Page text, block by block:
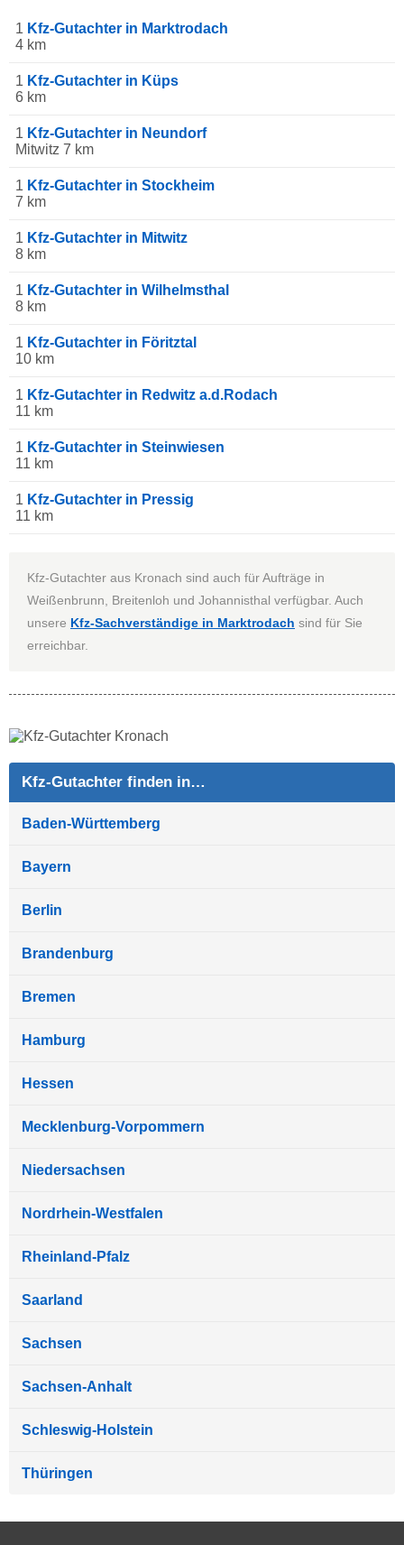
1 Kfz-Gutachter in Marktrodach
4 km
1 Kfz-Gutachter in Küps
6 km
1 Kfz-Gutachter in Neundorf
Mitwitz 7 km
1 Kfz-Gutachter in Stockheim
7 km
1 Kfz-Gutachter in Mitwitz
8 km
1 Kfz-Gutachter in Wilhelmsthal
8 km
1 Kfz-Gutachter in Föritztal
10 km
1 Kfz-Gutachter in Redwitz a.d.Rodach
11 km
1 Kfz-Gutachter in Steinwiesen
11 km
1 Kfz-Gutachter in Pressig
11 km
Kfz-Gutachter aus Kronach sind auch für Aufträge in
Weißenbrunn, Breitenloh und Johannisthal verfügbar. Auch
unsere Kfz-Sachverständige in Marktrodach sind für Sie
erreichbar.
Kfz-Gutachter finden in…
Baden-Württemberg
Bayern
Berlin
Brandenburg
Bremen
Hamburg
Hessen
Mecklenburg-Vorpommern
Niedersachsen
Nordrhein-Westfalen
Rheinland-Pfalz
Saarland
Sachsen
Sachsen-Anhalt
Schleswig-Holstein
Thüringen